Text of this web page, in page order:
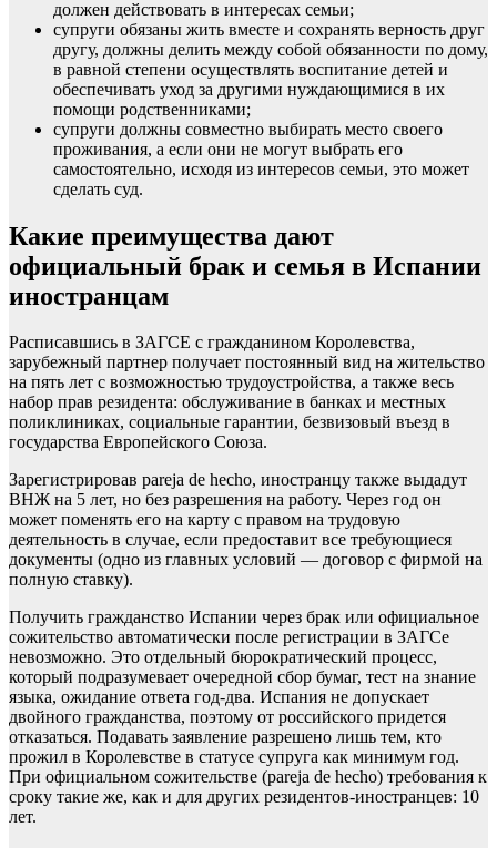
должен действовать в интересах семьи;
супруги обязаны жить вместе и сохранять верность друг
другу, должны делить между собой обязанности по дому,
в равной степени осуществлять воспитание детей и
обеспечивать уход за другими нуждающимися в их
помощи родственниками;
супруги должны совместно выбирать место своего
проживания, а если они не могут выбрать его
самостоятельно, исходя из интересов семьи, это может
сделать суд.
Какие преимущества дают
официальный брак и семья в Испании
иностранцам
Расписавшись в ЗАГСЕ с гражданином Королевства,
зарубежный партнер получает постоянный вид на жительство
на пять лет с возможностью трудоустройства, а также весь
набор прав резидента: обслуживание в банках и местных
поликлиниках, социальные гарантии, безвизовый въезд в
государства Европейского Союза.
Зарегистрировав pareja de hecho, иностранцу также выдадут
ВНЖ на 5 лет, но без разрешения на работу. Через год он
может поменять его на карту с правом на трудовую
деятельность в случае, если предоставит все требующиеся
документы (одно из главных условий — договор с фирмой на
полную ставку).
Получить гражданство Испании через брак или официальное
сожительство автоматически после регистрации в ЗАГСе
невозможно. Это отдельный бюрократический процесс,
который подразумевает очередной сбор бумаг, тест на знание
языка, ожидание ответа год-два. Испания не допускает
двойного гражданства, поэтому от российского придется
отказаться. Подавать заявление разрешено лишь тем, кто
прожил в Королевстве в статусе супруга как минимум год.
При официальном сожительстве (pareja de hecho) требования к
сроку такие же, как и для других резидентов-иностранцев: 10
лет.